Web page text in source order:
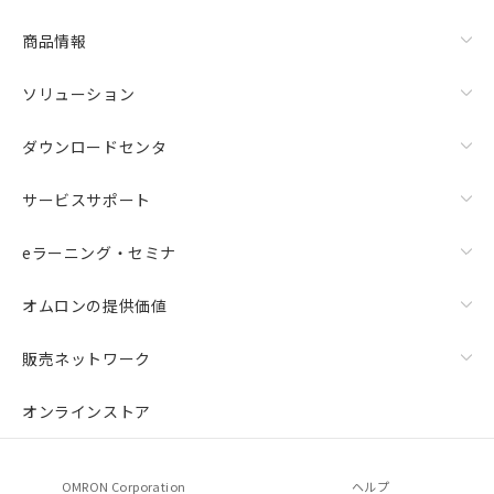
商品情報
ソリューション
ダウンロードセンタ
サービスサポート
eラーニング・セミナ
オムロンの提供価値
販売ネットワーク
オンラインストア
OMRON Corporation ヘルプ